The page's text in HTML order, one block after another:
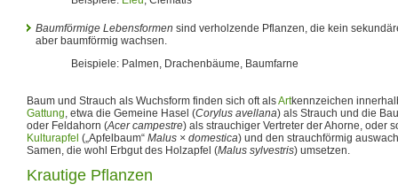
Baumförmige Lebensformen sind verholzende Pflanzen, die kein
aber baumförmig wachsen.
Beispiele: Palmen, Drachenbäume, Baumfarne
Baum und Strauch als Wuchsform finden sich oft alsArtkennzeichen
Gattung, etwa die Gemeine Hasel (Corylus avellana) als Strauch und die
oder Feldahorn (Acer campestre) als strauchiger Vertreter der Ahorne, oder
Kulturapfel („Apfelbaum“ Malus × domestica) und den strauchförmig
Samen, die wohl Erbgut des Holzapfel (Malus sylvestris) umsetzen.
Krautige Pflanzen